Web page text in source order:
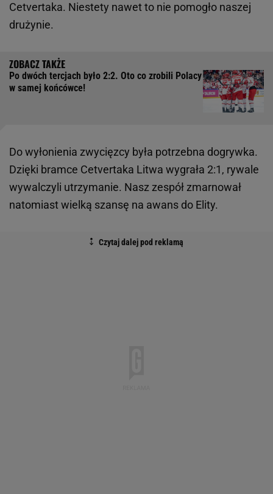
Cetvertaka. Niestety nawet to nie pomogło naszej
drużynie.
Po dwóch tercjach było 2:2. Oto co zrobili Polacy
w samej końcówce!
Do wyłonienia zwycięzcy była potrzebna dogrywka.
Dzięki bramce Cetvertaka Litwa wygrała 2:1, rywale
wywalczyli utrzymanie. Nasz zespół zmarnował
natomiast wielką szansę na awans do Elity.